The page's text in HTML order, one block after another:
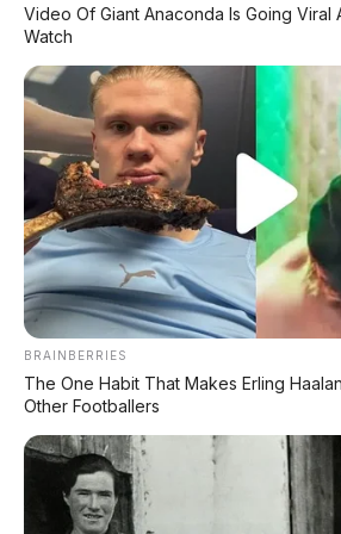
8155
⚡ MG 07: Sedan Fastback
dengan Harga Mulai Rp322
⚡ Leapmotor B01: Sedan
800V dengan Range 670 Km
⚡ GAC Trumpchi Yue 7: SUV
PHEV Boxy Alias Defender
Meluncur
⚡ Bus Gunung Harta
Nganjuk, 33 Orang Selamat
⚡ Land Rover Freelander 8:
Video Of Giant Anaconda Is Going Viral
Watch
BRAINBERRIES
The One Habit That Makes Erling
Other Footballers